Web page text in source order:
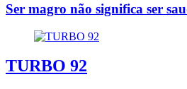
Ser magro não significa ser
TURBO 92